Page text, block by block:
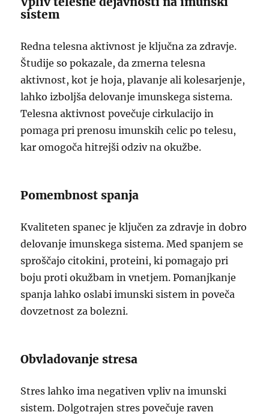
sistem
Redna telesna aktivnost je ključna za zdravje.
Študije so pokazale, da zmerna telesna
aktivnost, kot je hoja, plavanje ali kolesarjenje,
lahko izboljša delovanje imunskega sistema.
Telesna aktivnost povečuje cirkulacijo in
pomaga pri prenosu imunskih celic po telesu,
kar omogoča hitrejši odziv na okužbe.
Pomembnost spanja
Kvaliteten spanec je ključen za zdravje in dobro
delovanje imunskega sistema. Med spanjem se
sproščajo citokini, proteini, ki pomagajo pri
boju proti okužbam in vnetjem. Pomanjkanje
spanja lahko oslabi imunski sistem in poveča
dovzetnost za bolezni.
Obvladovanje stresa
Stres lahko ima negativen vpliv na imunski
sistem. Dolgotrajen stres povečuje raven